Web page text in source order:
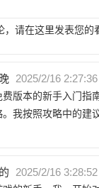
请在这里发表您的
2025/2/16 2:27:36
版本的新手入门指
。我按照攻略中的建
2025/2/16 3:28:52